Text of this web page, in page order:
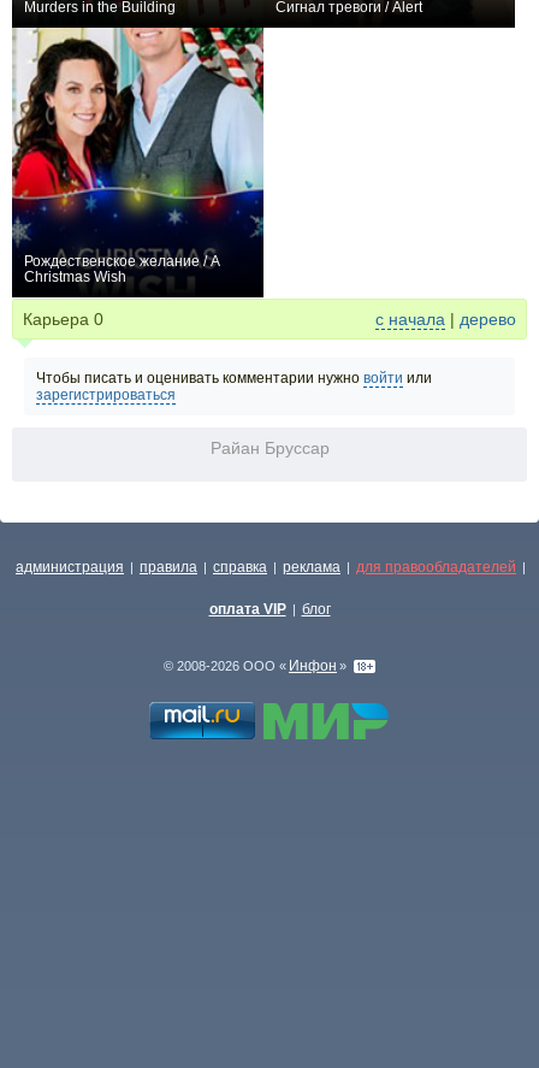
Murders in the Building
Сигнал тревоги / Alert
Рождественское желание / A
Christmas Wish
Карьера 0 с начала | дерево
Чтобы писать и оценивать комментарии нужно войти или
зарегистрироваться
Райан Бруссар
администрация | правила | справка | реклама | для правообладателей |
оплата VIP | блог
© 2008-2026 ООО « Инфон »